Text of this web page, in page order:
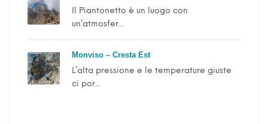
Il Piantonetto è un luogo con
un’atmosfer...
Monviso – Cresta Est
L’alta pressione e le temperature giuste
ci por...